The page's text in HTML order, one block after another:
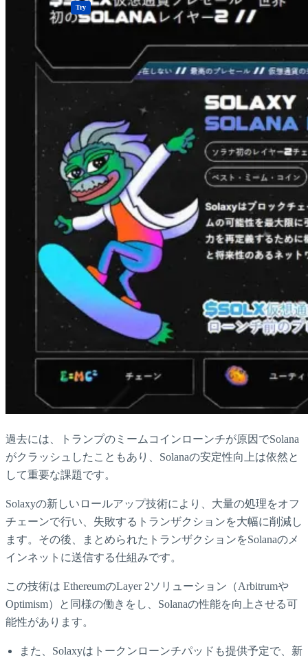
Casinos Try
過去には、トランプのミームコインローンチが原因でSolana
がクラッシュしたこともあり、Solanaの安定性向上は依然と
して重要な課題です。
Solaxyの新しいロールアップ技術により、大量の処理をオフ
チェーンで行い、失敗するトランザクションを大幅に削減し
ます。その後、まとめられたトランザクションをSolanaのメ
インネットに送信する仕組みです。
この技術は EthereumのLayer 2ソリューション（Arbitrumや
Optimism）と同様の働きをし、Solanaの性能を向上させる可
能性があります。
また、Solaxyはトークンローンチパッドも提供予定で、新